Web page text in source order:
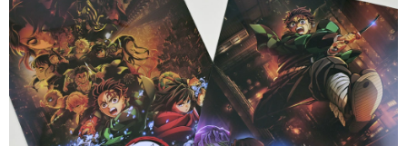
購買商品的店家。未經商家同意取消之訂單仍視為有效，需透過AFTEE先享
後付繳納相關費用。
※ 交易是否成功請以「AFTEE先享後付 」之結帳頁面顯示為準，若有關於
是否繳費成功／繳費後需取消欲退款等相關疑問，請聯繫「AFTEE先享後付
客戶支援中心」https://netprotections.freshdesk.com/support/home
【注意事項】
１．透過由恩沛科技股份有限公司提供之「AFTEE先享後付」服務完成之交
易，需依本服務之必要範圍內提供個人資料，並將交易相關給付款項請求債
每筆NT$60，滿NT$499(含以上)免運費
付款後7-11取貨
每筆NT$60，滿NT$499(含以上)免運費
宅配
每筆NT$120，滿NT$499(含以上)免運費